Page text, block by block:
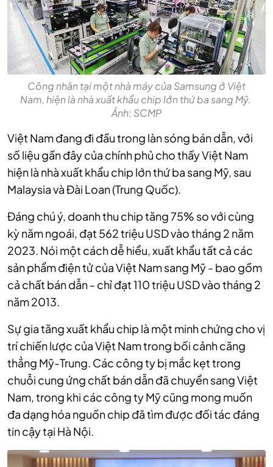
Công nhân tại một nhà máy của Samsung ở Việt
Nam, hiện là nhà xuất khẩu chip lớn thứ ba sang Mỹ.
Ảnh: SCMP
Việt Nam đang đi đầu trong làn sóng bán dẫn, với
số liệu gần đây của chính phủ cho thấy Việt Nam
hiện là nhà xuất khẩu chip lớn thứ ba sang Mỹ, sau
Malaysia và Đài Loan (Trung Quốc).
Đáng chú ý, doanh thu chip tăng 75% so với cùng
kỳ năm ngoái, đạt 562 triệu USD vào tháng 2 năm
2023. Nói một cách dễ hiểu, xuất khẩu tất cả các
sản phẩm điện tử của Việt Nam sang Mỹ - bao gồm
cả chất bán dẫn - chỉ đạt 110 triệu USD vào tháng 2
năm 2013.
Sự gia tăng xuất khẩu chip là một minh chứng cho vị
trí chiến lược của Việt Nam trong bối cảnh căng
thẳng Mỹ-Trung. Các công ty bị mắc kẹt trong
chuỗi cung ứng chất bán dẫn đã chuyển sang Việt
Nam, trong khi các công ty Mỹ cũng mong muốn
đa dạng hóa nguồn chip đã tìm được đối tác đáng
tin cậy tại Hà Nội.